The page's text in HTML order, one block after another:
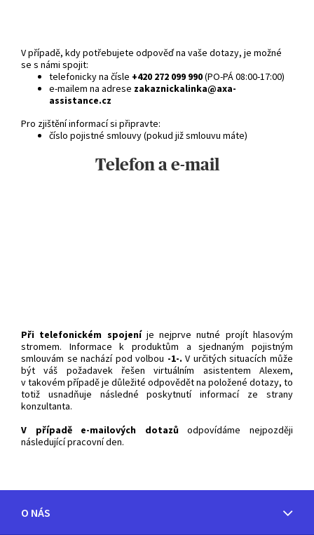
V případě, kdy potřebujete odpověď na vaše dotazy, je možné
se s námi spojit:
telefonicky na čísle +420 272 099 990(PO-PÁ 08:00-17:00)
e-mailem na adrese zakaznickalinka@axa-
assistance.cz
Pro zjištění informací si připravte:
číslo pojistné smlouvy (pokud již smlouvu máte)
Telefon a e-mail
Při telefonickém spojeníje nejprve nutné projít hlasovým
stromem. Informace k produktům a sjednaným pojistným
smlouvám se nachází pod volbou -1-. V určitých situacích může
být váš požadavek řešen virtuálním asistentem Alexem,
v takovém případě je důležité odpovědět na položené dotazy, to
totiž usnadňuje následné poskytnutí informací ze strany
konzultanta.
V případě
e-mailových dotazů odpovídáme nejpozději
následující pracovní den.
O NÁS